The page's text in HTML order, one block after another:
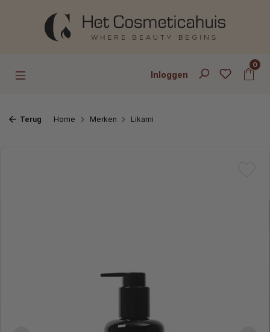
Ga naar de hoofdinhoud
Inloggen
0
Terug Home Merken Likami